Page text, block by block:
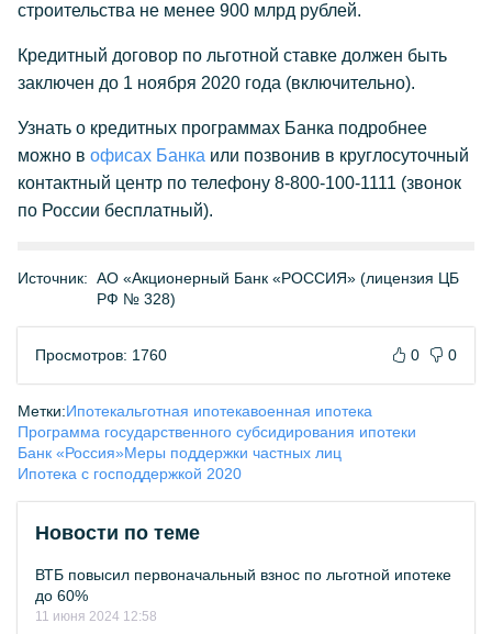
строительства не менее 900 млрд рублей.
Кредитный договор по льготной ставке должен быть
заключен до 1 ноября 2020 года (включительно).
Узнать о кредитных программах Банка подробнее
можно в офисах Банка или позвонив в круглосуточный
контактный центр по телефону 8-800-100-1111 (звонок
по России бесплатный).
Источник: АО «Акционерный Банк «РОССИЯ» (лицензия ЦБ
РФ № 328)
Просмотров: 1760 0 0
Метки:Ипотекальготная ипотекавоенная ипотека
Программа государственного субсидирования ипотеки
Банк «Россия»Меры поддержки частных лиц
Ипотека с господдержкой 2020
Новости по теме
ВТБ повысил первоначальный взнос по льготной ипотеке
до 60%
11 июня 2024 12:58